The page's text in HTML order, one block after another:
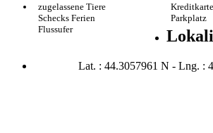
zugelassene Tiere
Kreditkarte
Schecks Ferien
Parkplatz
Flussufer
Lat. : 44.3057961 N - Lng. :